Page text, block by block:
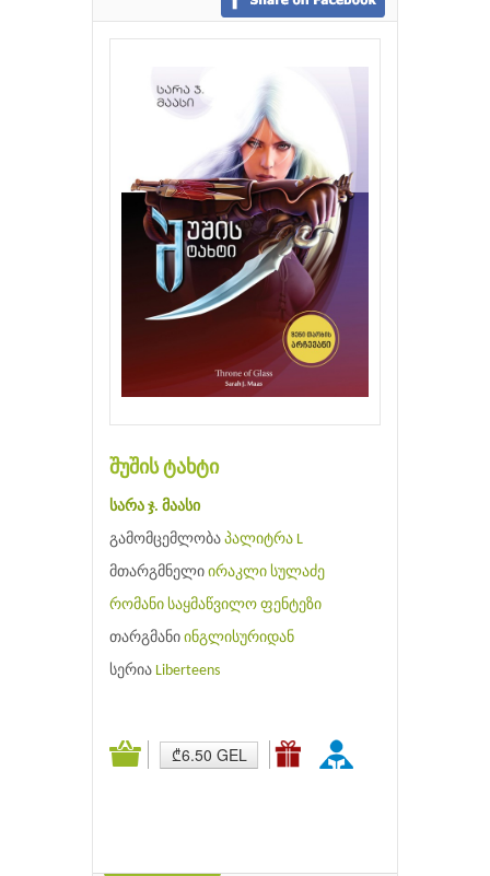
შუშის ტახტი
სარა ჯ. მაასი
გამომცემლობა პალიტრა L
მთარგმნელი ირაკლი სულაძე
რომანი საყმაწვილო ფენტეზი
თარგმანი ინგლისურიდან
სერია Liberteens
₾6.50 GEL